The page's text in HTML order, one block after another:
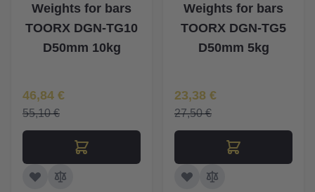
Weights for bars
TOORX DGN-TG10
D50mm 10kg
Īpaša Cena
46,84 €
55,10 €
Weights for bars
TOORX DGN-TG5
D50mm 5kg
Īpaša Cena
23,38 €
27,50 €